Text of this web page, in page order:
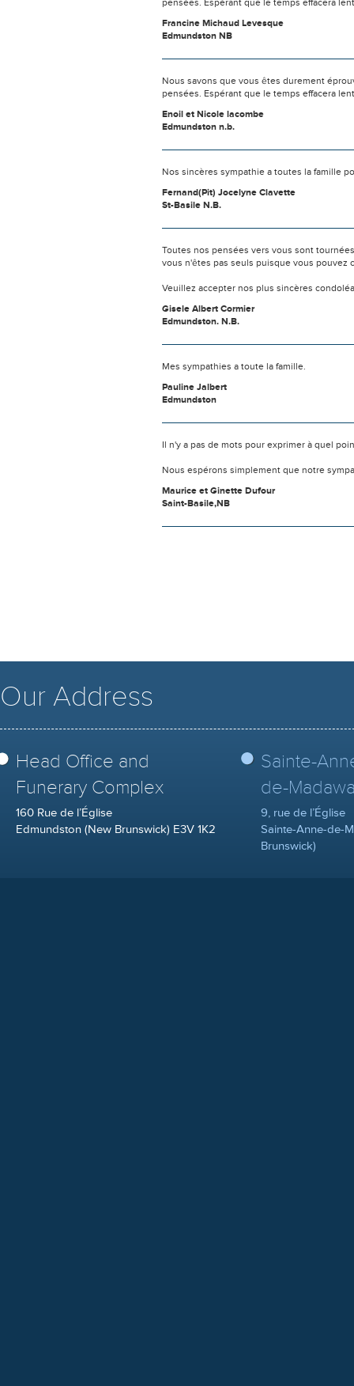
pensées. Espérant que le temps effacera
Francine Michaud Levesque
Edmundston NB
Nous savons que vous êtes durement
pensées. Espérant que le temps effacera
Enoil et Nicole lacombe
Edmundston n.b.
Nos sincères sympathie a toutes la famille
Fernand(Pit) Jocelyne Clavette
St-Basile N.B.
Toutes nos pensées vers vous sont
vous n'êtes pas seuls puisque vous pouvez
Veuillez accepter nos plus sincères
Gisele Albert Cormier
Edmundston. N.B.
Mes sympathies a toute la famille.
Pauline Jalbert
Edmundston
Il n'y a pas de mots pour exprimer à quel
Nous espérons simplement que notre
Maurice et Ginette Dufour
Saint-Basile,NB
Our Address
Head Office and
Funerary Complex
160 Rue de l’Église
Edmundston (New Brunswick) E3V 1K2
Sainte-
de-
9, rue de l’Église
Sainte-Anne-de-
Brunswick)